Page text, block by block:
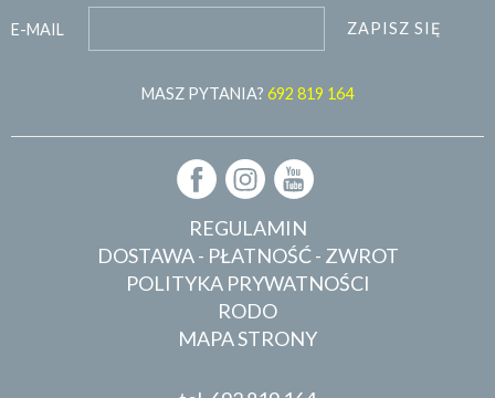
E-MAIL ZAPISZ SIĘ
MASZ PYTANIA? 692 819 164
REGULAMIN
DOSTAWA - PŁATNOŚĆ - ZWROT
POLITYKA PRYWATNOŚCI
RODO
MAPA STRONY